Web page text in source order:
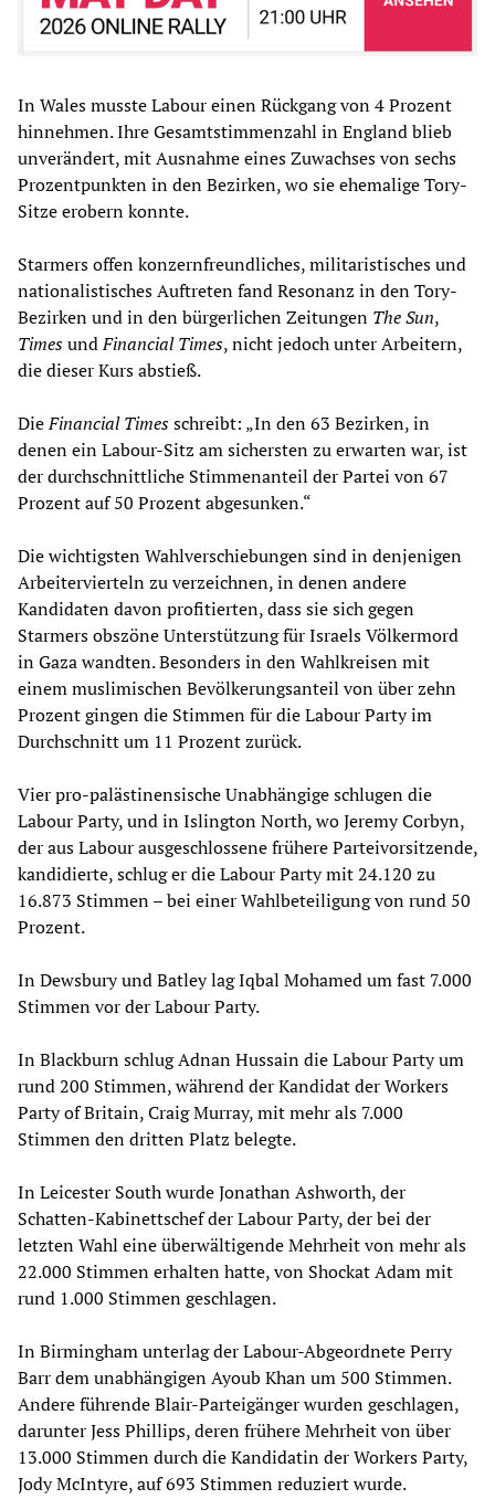
In Wales musste Labour einen Rückgang von 4 Prozent
hinnehmen. Ihre Gesamtstimmenzahl in England blieb
unverändert, mit Ausnahme eines Zuwachses von sechs
Prozentpunkten in den Bezirken, wo sie ehemalige Tory-
Sitze erobern konnte.
Starmers offen konzernfreundliches, militaristisches und
nationalistisches Auftreten fand Resonanz in den Tory-
Bezirken und in den bürgerlichen Zeitungen The Sun,
TimesundFinancial Times, nicht jedoch unter Arbeitern,
die dieser Kurs abstieß.
DieFinancial Timesschreibt: „In den 63 Bezirken, in
denen ein Labour-Sitz am sichersten zu erwarten war, ist
der durchschnittliche Stimmenanteil der Partei von 67
Prozent auf 50 Prozent abgesunken.“
Die wichtigsten Wahlverschiebungen sind in denjenigen
Arbeitervierteln zu verzeichnen, in denen andere
Kandidaten davon profitierten, dass sie sich gegen
Starmers obszöne Unterstützung für Israels Völkermord
in Gaza wandten. Besonders in den Wahlkreisen mit
einem muslimischen Bevölkerungsanteil von über zehn
Prozent gingen die Stimmen für die Labour Party im
Durchschnitt um 11 Prozent zurück.
Vier pro-palästinensische Unabhängige schlugen die
Labour Party, und in Islington North, wo Jeremy Corbyn,
der aus Labour ausgeschlossene frühere Parteivorsitzende,
kandidierte, schlug er die Labour Party mit 24.120 zu
16.873 Stimmen – bei einer Wahlbeteiligung von rund 50
Prozent.
In Dewsbury und Batley lag Iqbal Mohamed um fast 7.000
Stimmen vor der Labour Party.
In Blackburn schlug Adnan Hussain die Labour Party um
rund 200 Stimmen, während der Kandidat der Workers
Party of Britain, Craig Murray, mit mehr als 7.000
Stimmen den dritten Platz belegte.
In Leicester South wurde Jonathan Ashworth, der
Schatten-Kabinettschef der Labour Party, der bei der
letzten Wahl eine überwältigende Mehrheit von mehr als
22.000 Stimmen erhalten hatte, von Shockat Adam mit
rund 1.000 Stimmen geschlagen.
In Birmingham unterlag der Labour-Abgeordnete Perry
Barr dem unabhängigen Ayoub Khan um 500 Stimmen.
Andere führende Blair-Parteigänger wurden geschlagen,
darunter Jess Phillips, deren frühere Mehrheit von über
13.000 Stimmen durch die Kandidatin der Workers Party,
Jody McIntyre, auf 693 Stimmen reduziert wurde.